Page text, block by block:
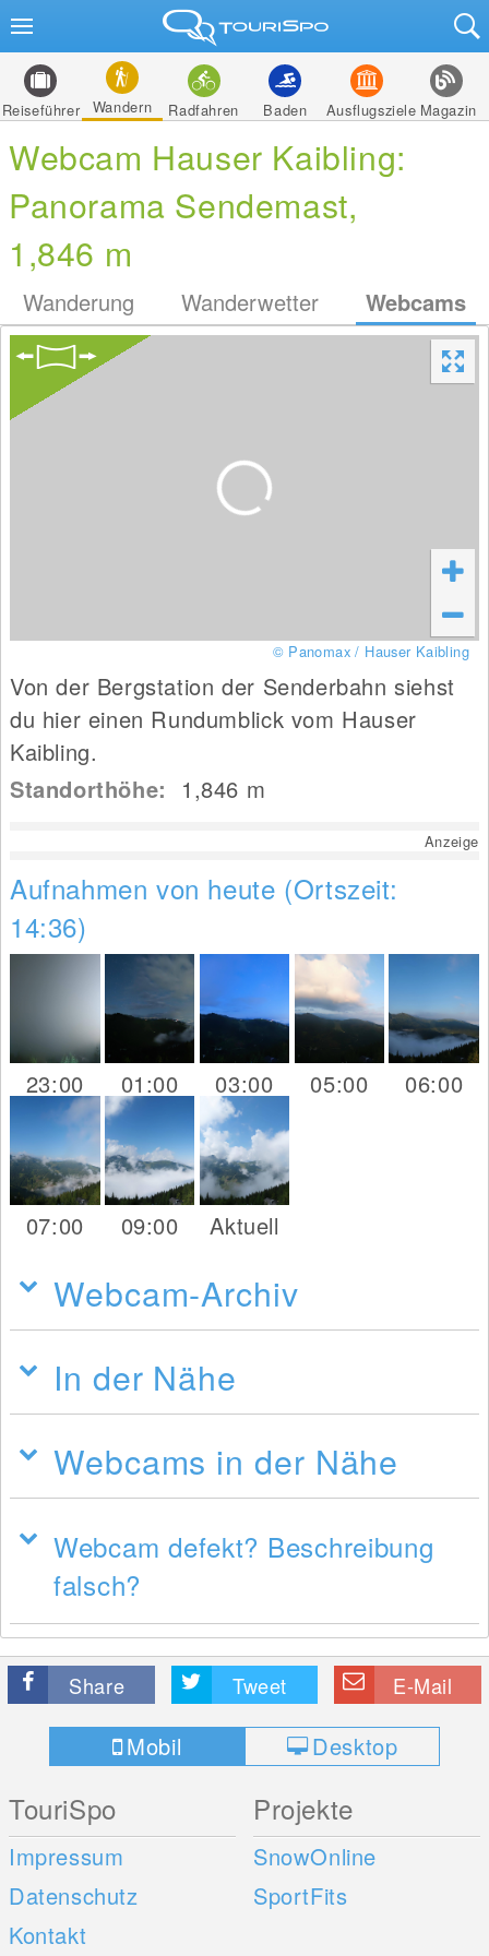
Reiseführer Wandern Radfahren Baden Ausflugsziele Magazin
Webcam Hauser Kaibling:
Panorama Sendemast,
1,846 m
Wanderung Wanderwetter Webcams
© Panomax / Hauser Kaibling
Von der Bergstation der Senderbahn siehst
du hier einen Rundumblick vom Hauser
Kaibling.
Standorthöhe: 1,846 m
Anzeige
Aufnahmen von heute (Ortszeit:
14:36)
23:00 01:00 03:00 05:00 06:00
07:00 09:00 Aktuell
Webcam-Archiv
In der Nähe
Webcams in der Nähe
Webcam defekt? Beschreibung
falsch?
Share Tweet E-Mail
Mobil Desktop
TouriSpo
Impressum
Datenschutz
Kontakt
Projekte
SnowOnline
SportFits